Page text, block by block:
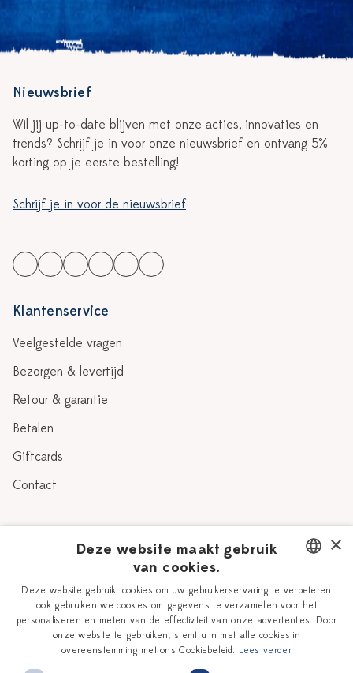
Nieuwsbrief
Wil jij up-to-date blijven met onze acties, innovaties en
trends? Schrijf je in voor onze nieuwsbrief en ontvang 5%
korting op je eerste bestelling!
Schrijf je in voor de nieuwsbrief
Klantenservice
Veelgestelde vragen
Bezorgen & levertijd
Retour & garantie
Betalen
Giftcards
Contact
Verhaal
Onze plateelschilders
Delfts Blauw
Workshops
Vacatures
Zakelijk
DUTCH
ENGLISH
×
Deze website maakt gebruik
van cookies.
Deze website gebruikt cookies om uw gebruikerservaring te verbeteren
ook gebruiken we cookies om gegevens te verzamelen voor het
personaliseren en meten van de effectiviteit van onze advertenties. Door
onze website te gebruiken, stemt u in met alle cookies in
overeenstemming met ons Cookiebeleid. Lees verder